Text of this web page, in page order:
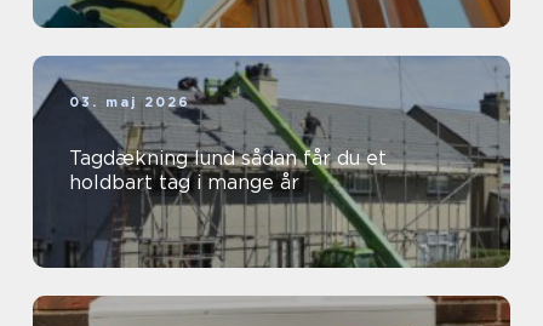
03. maj 2026
Tagdækning lund sådan får du et
holdbart tag i mange år